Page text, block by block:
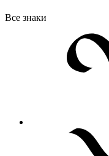
Все знаки